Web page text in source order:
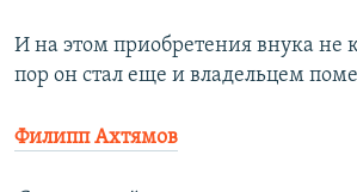
И на этом приобретения внука не
пор он стал еще и владельцем
Филипп Ахтямов